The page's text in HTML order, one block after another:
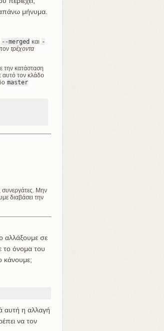
μήνυμα.
--merged και -
τρέχοντα
την κατάσταση
αυτό τον κλάδο
master
Μην
διαβάσει την
αλλάξουμε σε
το όνομα του
κάνουμε;
αυτή η αλλαγή
να τον